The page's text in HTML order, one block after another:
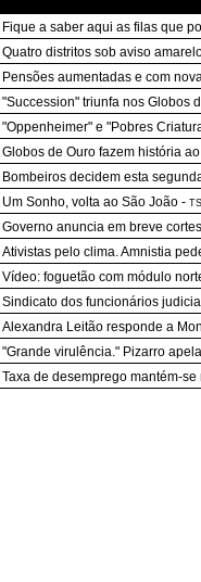
Fique a saber aqui as filas que
Quatro distritos sob aviso
Pensões aumentadas e com
"Succession" triunfa nos Globos
"Oppenheimer" e "Pobres
Globos de Ouro fazem história
Bombeiros decidem esta
Um Sonho, volta ao São João -
Governo anuncia em breve
Ativistas pelo clima. Amnistia
Vídeo: foguetão com módulo
Sindicato dos funcionários
Alexandra Leitão responde a
"Grande virulência." Pizarro
Taxa de desemprego mantém-se